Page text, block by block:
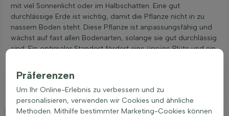
mit viel Sonnenlicht oder im Halbschatten. Eine gut
durchlässige Erde ist wichtig, damit die Pflanze nicht in zu
nassem Boden steht. Diese Pflanze ist anpassungsfähig und
wächst auf fast allen Bodenarten, solange sie gut durchlässig
sind. Ein optimaler Standort fördert eine üppige Blüte und ein
hervorragend für die Bepflanzung in Beeten, als
Randbepflanzung oder in Töpfen. Die richtige Platzwahl ist
entscheidend für die Vitalität und Schönheit der Pflanze.
Präferenzen
Um Ihr Online-Erlebnis zu verbessern und zu
personalisieren, verwenden wir Cookies und ähnliche
Methoden. Mithilfe bestimmter Marketing-Cookies können